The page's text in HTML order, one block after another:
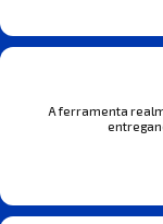
A ferramenta